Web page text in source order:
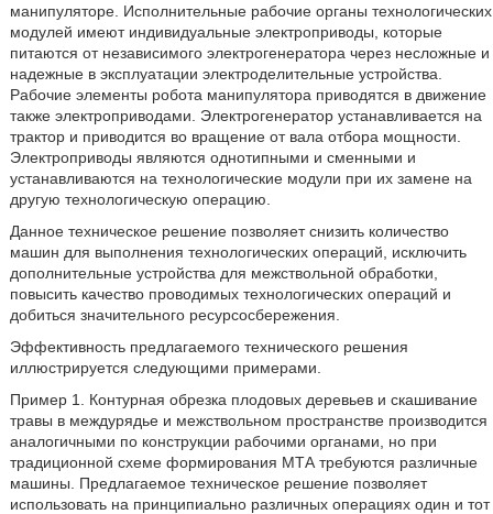
манипуляторе. Исполнительные рабочие органы технологических
модулей имеют индивидуальные электроприводы, которые
питаются от независимого электрогенератора через несложные и
надежные в эксплуатации электроделительные устройства.
Рабочие элементы робота манипулятора приводятся в движение
также электроприводами. Электрогенератор устанавливается на
трактор и приводится во вращение от вала отбора мощности.
Электроприводы являются однотипными и сменными и
устанавливаются на технологические модули при их замене на
другую технологическую операцию.
Данное техническое решение позволяет снизить количество
машин для выполнения технологических операций, исключить
дополнительные устройства для межствольной обработки,
повысить качество проводимых технологических операций и
добиться значительного ресурсосбережения.
Эффективность предлагаемого технического решения
иллюстрируется следующими примерами.
Пример 1. Контурная обрезка плодовых деревьев и скашивание
травы в междурядье и межствольном пространстве производится
аналогичными по конструкции рабочими органами, но при
традиционной схеме формирования МТА требуются различные
машины. Предлагаемое техническое решение позволяет
использовать на принципиально различных операциях один и тот